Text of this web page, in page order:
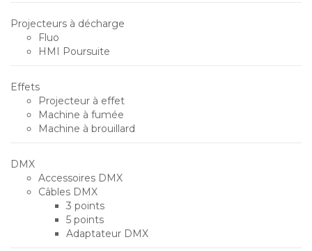
Projecteurs à décharge
Fluo
HMI Poursuite
Effets
Projecteur à effet
Machine à fumée
Machine à brouillard
DMX
Accessoires DMX
Câbles DMX
3 points
5 points
Adaptateur DMX